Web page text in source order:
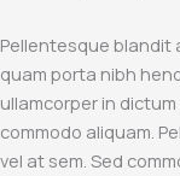
Pellentesque blandit
quam porta nibh
ullamcorper in
commodo aliquam.
vel at sem. Sed